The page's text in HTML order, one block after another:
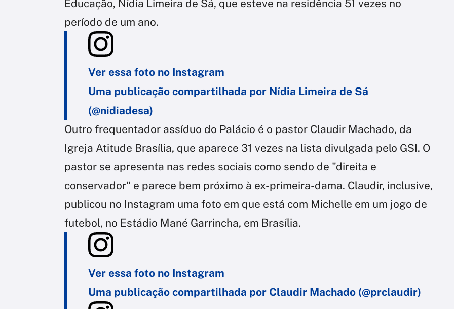
Educação, Nídia Limeira de Sá, que esteve na residência 51 vezes no
período de um ano.
Ver essa foto no Instagram
Uma publicação compartilhada por Nídia Limeira de Sá
(@nidiadesa)
Outro frequentador assíduo do Palácio é o pastor Claudir Machado, da
Igreja Atitude Brasília, que aparece 31 vezes na lista divulgada pelo GSI. O
pastor se apresenta nas redes sociais como sendo de "direita e
conservador" e parece bem próximo à ex-primeira-dama. Claudir, inclusive,
publicou no Instagram uma foto em que está com Michelle em um jogo de
futebol, no Estádio Mané Garrincha, em Brasília.
Ver essa foto no Instagram
Uma publicação compartilhada por Claudir Machado (@prclaudir)